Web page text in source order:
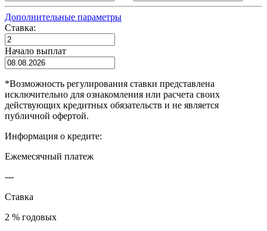
Дополнительные параметры
Ставка:
Начало выплат
*Возможность регулирования ставки представлена
исключительно для ознакомления или расчета своих
действующих кредитных обязательств и не является
публичной офертой.
Информация о кредите:
Ежемесячный платеж
---
Ставка
2 % годовых